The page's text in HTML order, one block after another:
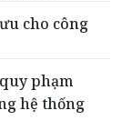
cho công
phạm
hệ thống